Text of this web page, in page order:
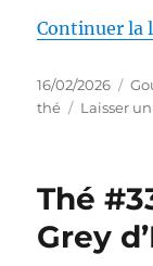
Continuer la
Publié
le
16/02/2026
thé
Laisser
Thé
Grey